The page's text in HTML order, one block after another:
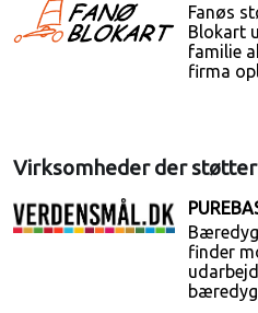
Fanøs
Blokart
familie
firma
Virksomheder der
finder